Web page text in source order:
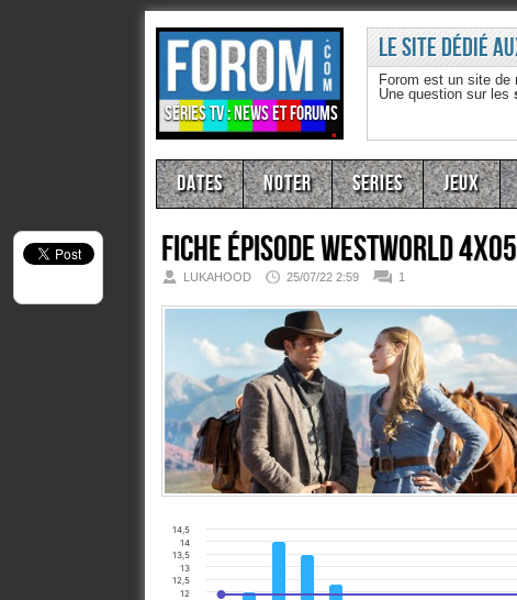
Séries TV : news et forums
Le site dédié
Forom est un site de
Une question sur les
Dates Noter Series Jeux
Fiche épisodeWestworld
LUKAHOOD 25/07/22 2:59 1
12
12,5
13
13,5
14
14,5